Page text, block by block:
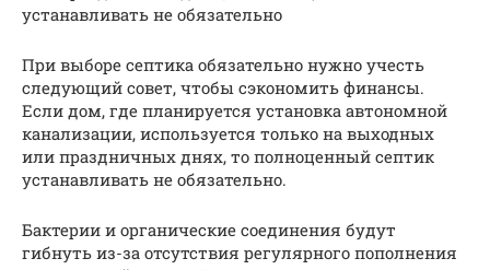
устанавливать не обязательно
При выборе септика обязательно нужно учесть
следующий совет, чтобы сэкономить финансы.
Если дом, где планируется установка автономной
канализации, используется только на выходных
или праздничных днях, то полноценный септик
устанавливать не обязательно.
Бактерии и органические соединения будут
гибнуть из-за отсутствия регулярного пополнения